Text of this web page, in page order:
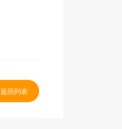
返回列表